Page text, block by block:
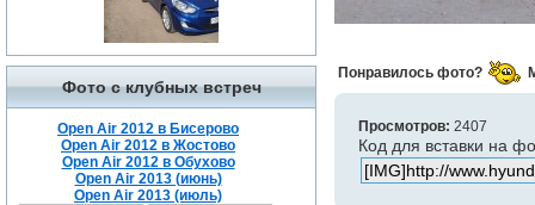
Фото с клубных встреч
Open Air 2012 в Бисерово
Open Air 2012 в Жостово
Open Air 2012 в Обухово
Open Air 2013 (июнь)
Open Air 2013 (июль)
Понравилось фото?
Просмотров: 2407
Код для вставки на